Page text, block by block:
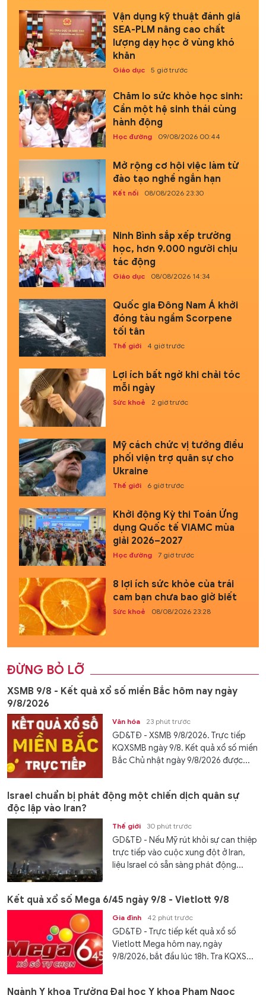
Vận dụng kỹ thuật đánh giá
SEA-PLM nâng cao chất
lượng dạy học ở vùng khó
khăn
Giáo dục 5 giờ trước
Chăm lo sức khỏe học sinh:
Cần một hệ sinh thái cùng
hành động
Học đường 09/08/2026 00:44
Mở rộng cơ hội việc làm từ
đào tạo nghề ngắn hạn
Kết nối 08/08/2026 23:30
Ninh Bình sắp xếp trường
học, hơn 9.000 người chịu
tác động
Giáo dục 08/08/2026 14:34
Quốc gia Đông Nam Á khởi
đóng tàu ngầm Scorpene
tối tân
Thế giới 4 giờ trước
Lợi ích bất ngờ khi chải tóc
mỗi ngày
Sức khoẻ 2 giờ trước
Mỹ cách chức vị tướng điều
phối viện trợ quân sự cho
Ukraine
Thế giới 6 giờ trước
Khởi động Kỳ thi Toán Ứng
dụng Quốc tế VIAMC mùa
giải 2026–2027
Học đường 7 giờ trước
8 lợi ích sức khỏe của trái
cam bạn chưa bao giờ biết
Sức khoẻ 08/08/2026 23:28
ĐỪNG BỎ LỠ
XSMB 9/8 - Kết quả xổ số miền Bắc hôm nay ngày
9/8/2026
Văn hóa 23 phút trước
GD&TĐ - XSMB 9/8/2026. Trực tiếp
KQXSMB ngày 9/8. Kết quả xổ số miền
Bắc Chủ nhật ngày 9/8/2026 được...
Israel chuẩn bị phát động một chiến dịch quân sự
độc lập vào Iran?
Thế giới 30 phút trước
GD&TĐ - Nếu Mỹ rút khỏi sự can thiệp
trực tiếp vào cuộc xung đột ở Iran,
liệu Israel có sẵn sàng phát động...
Kết quả xổ số Mega 6/45 ngày 9/8 - Vietlott 9/8
Gia đình 42 phút trước
GD&TĐ - Trực tiếp kết quả xổ số
Vietlott Mega hôm nay, ngày
9/8/2026, bắt đầu lúc 18h. Tra KQXS...
Ngành Y khoa Trường Đại học Y khoa Phạm Ngọc